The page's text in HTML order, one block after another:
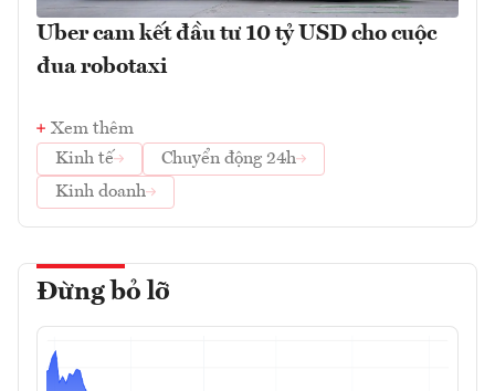
Uber cam kết đầu tư 10 tỷ USD cho cuộc
đua robotaxi
Xem thêm
Kinh tế
Chuyển động 24h
Kinh doanh
Đừng bỏ lỡ